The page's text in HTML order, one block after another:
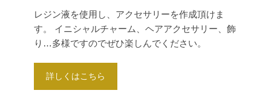
レジン液を使用し、アクセサリーを作成頂けま
す。
イニシャルチャーム、ヘアアクセサリー、飾
り…多様ですのでぜひ楽しんでください。
詳しくはこちら